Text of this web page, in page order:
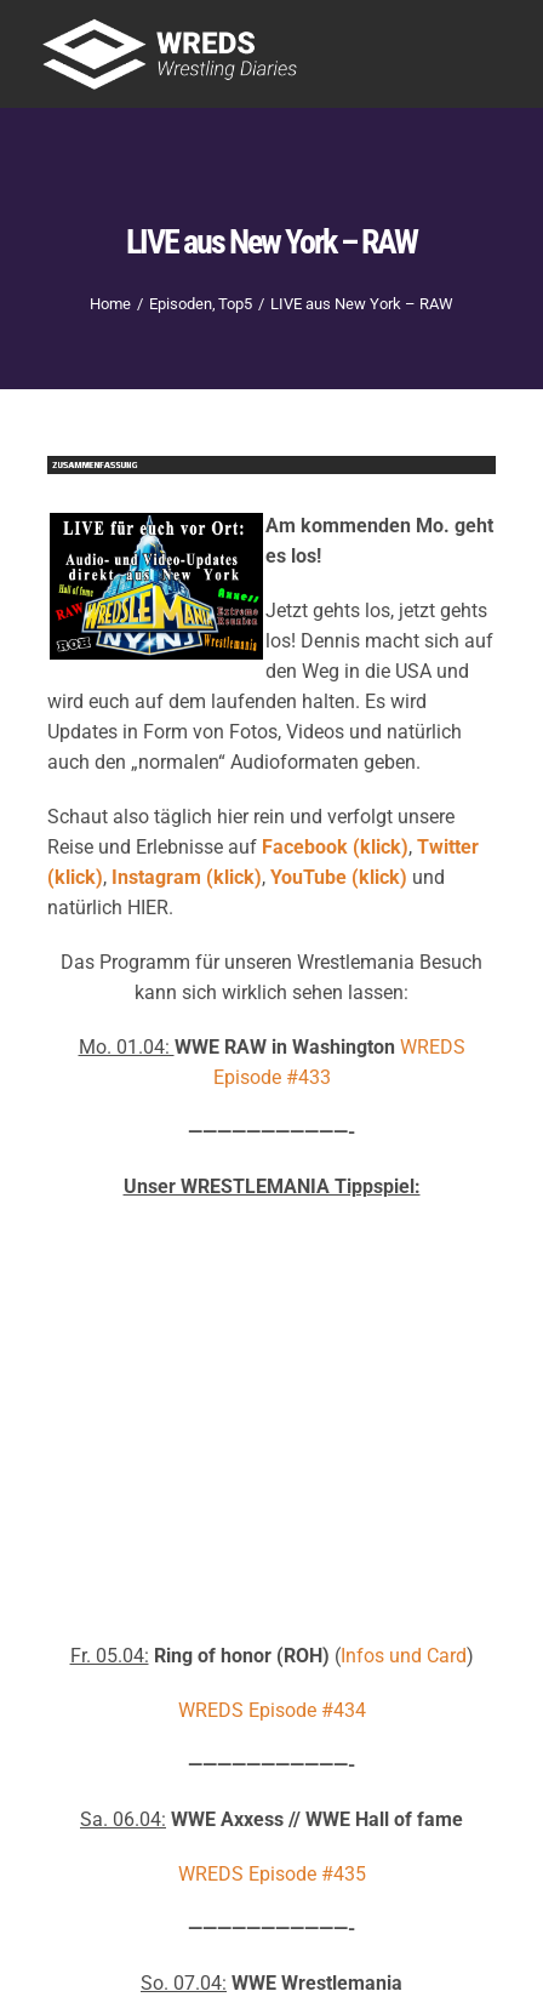
content
LIVE aus New York – RAW
Home Episoden Top5 LIVE aus New York – RAW
Am kommenden Mo. geht
es los!
Jetzt gehts los, jetzt gehts
los! Dennis macht sich auf
den Weg in die USA und
wird euch auf dem laufenden halten. Es wird
Updates in Form von Fotos, Videos und natürlich
auch den „normalen“ Audioformaten geben.
Schaut also täglich hier rein und verfolgt unsere
Reise und Erlebnisse auf Facebook (klick), Twitter
(klick), Instagram (klick), YouTube (klick) und
natürlich HIER.
Das Programm für unseren Wrestlemania Besuch
kann sich wirklich sehen lassen:
Mo. 01.04: WWE RAW in Washington WREDS
Episode #433
———————————-
Unser WRESTLEMANIA Tippspiel:
Fr. 05.04: Ring of honor (ROH) (Infos und Card)
WREDS Episode #434
———————————-
Sa. 06.04: WWE Axxess // WWE Hall of fame
WREDS Episode #435
———————————-
So. 07.04: WWE Wrestlemania